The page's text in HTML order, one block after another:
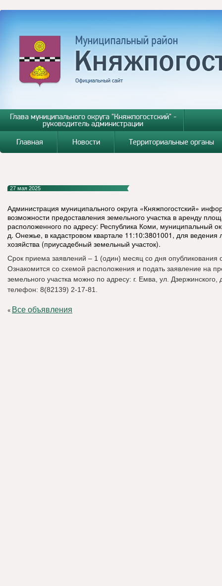
Глава муниципального округа "Княжпогостский" -
руководитель администрации
Главная
Новости Территориальные органы
27 мая 2025
Администрация муниципального округа «Княжпогостский»
возможности предоставления земельного участка в аренду
расположенного по адресу: Республика Коми, муниципальный
д. Онежье, в кадастровом квартале 11:10:3801001, для ведения
хозяйства (приусадебный земельный участок).
Срок приема заявлений – 1 (один) месяц со дня опубликования
Ознакомится со схемой расположения и подать заявление на
земельного участка можно по адресу: г. Емва, ул. Дзержинского,
телефон: 8(82139) 2-17-81.
« Все объявления